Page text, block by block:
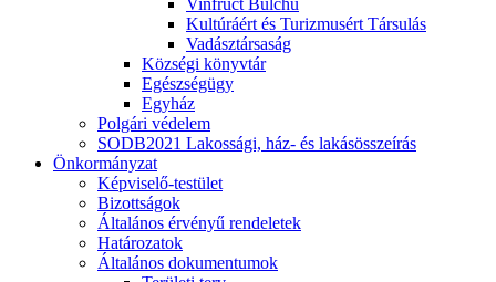
Vinfruct Bulchu
Kultúráért és Turizmusért Társulás
Vadásztársaság
Községi könyvtár
Egészségügy
Egyház
Polgári védelem
SODB2021 Lakossági, ház- és lakásösszeírás
Önkormányzat
Képviselő-testület
Bizottságok
Általános érvényű rendeletek
Határozatok
Általános dokumentumok